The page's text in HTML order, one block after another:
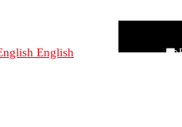
English